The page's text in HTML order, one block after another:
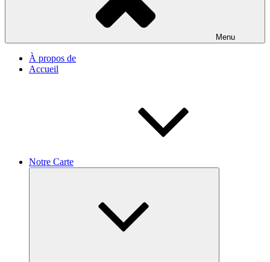
Menu
À propos de
Accueil
Notre Carte